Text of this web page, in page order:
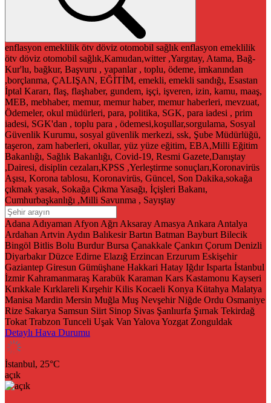
enflasyon emeklilik ötv döviz otomobil sağlık enflasyon emeklilik
ötv döviz otomobil sağlık,Kamudan,witter ,Yargıtay, Atama, Bağ-
Kur'lu, bağkur, Başvuru , yapanlar , toplu, ödeme, imkanından
,borçlanma, ÇALIŞAN, EĞİTİM, emekli, emekli sandığı, Esastan
İptal Kararı, flaş, flaşhaber, gundem, işçi, işveren, izin, kamu, maaş,
MEB, mebhaber, memur, memur haber, memur haberleri, mevzuat,
Ödemeler, okul müdürleri, para, politika, SGK, para iadesi , prim
iadesi, SGK'dan , toplu para , ödemesi,koşullar,sorgulama, Sosyal
Güvenlik Kurumu, sosyal güvenlik merkezi, ssk, Şube Müdürlüğü,
taşeron, zam haberleri, okullar, yüz yüze eğitim, EBA,Milli Eğitim
Bakanlığı, Sağlık Bakanlığı, Covid-19, Resmi Gazete,Danıştay
,Dairesi, disiplin cezaları,KPSS ,Yerleştirme sonuçları,Koronavirüs
Aşısı, Korona tablosu, Koronavirüs, Güncel, Son Dakika,sokağa
çıkmak yasak, Sokağa Çıkma Yasağı, İçişleri Bakanı,
Cumhurbaşkanlığı ,Milli Savunma , Sayıştay
Adana Adıyaman Afyon Ağrı Aksaray Amasya Ankara Antalya
Ardahan Artvin Aydın Balıkesir Bartın Batman Bayburt Bilecik
Bingöl Bitlis Bolu Burdur Bursa Çanakkale Çankırı Çorum Denizli
Diyarbakır Düzce Edirne Elazığ Erzincan Erzurum Eskişehir
Gaziantep Giresun Gümüşhane Hakkari Hatay Iğdır Isparta İstanbul
İzmir Kahramanmaraş Karabük Karaman Kars Kastamonu Kayseri
Kırıkkale Kırklareli Kırşehir Kilis Kocaeli Konya Kütahya Malatya
Manisa Mardin Mersin Muğla Muş Nevşehir Niğde Ordu Osmaniye
Rize Sakarya Samsun Siirt Sinop Sivas Şanlıurfa Şırnak Tekirdağ
Tokat Trabzon Tunceli Uşak Van Yalova Yozgat Zonguldak
Detaylı Hava Durumu
İstanbul, 25°C
açık